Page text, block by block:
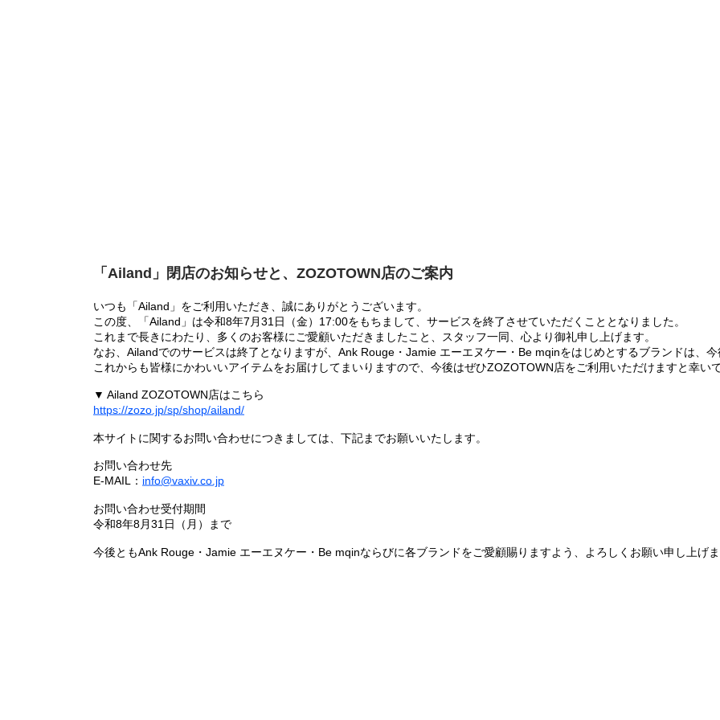
「Ailand」閉店のお知らせと、ZOZOTOWN店のご案内
いつも「Ailand」をご利用いただき、誠にありがとうございます。
この度、「Ailand」は令和8年7月31日（金）17:00をもちまして、サービスを終了させていただくこととなりました。
これまで長きにわたり、多くのお客様にご愛顧いただきましたこと、スタッフ一同、心より御礼申し上げます。
なお、Ailandでのサービスは終了となりますが、Ank Rouge・Jamie エーエヌケー・Be mqinをはじめとするブランドは、
これからも皆様にかわいいアイテムをお届けしてまいりますので、今後はぜひZOZOTOWN店をご利用いただけますと幸いで
▼ Ailand ZOZOTOWN店はこちら
https://zozo.jp/sp/shop/ailand/
本サイトに関するお問い合わせにつきましては、下記までお願いいたします。
お問い合わせ先
E-MAIL： info@vaxiv.co.jp
お問い合わせ受付期間
令和8年8月31日（月）まで
今後ともAnk Rouge・Jamie エーエヌケー・Be mqinならびに各ブランドをご愛顧賜りますよう、よろしくお願い申し上げま